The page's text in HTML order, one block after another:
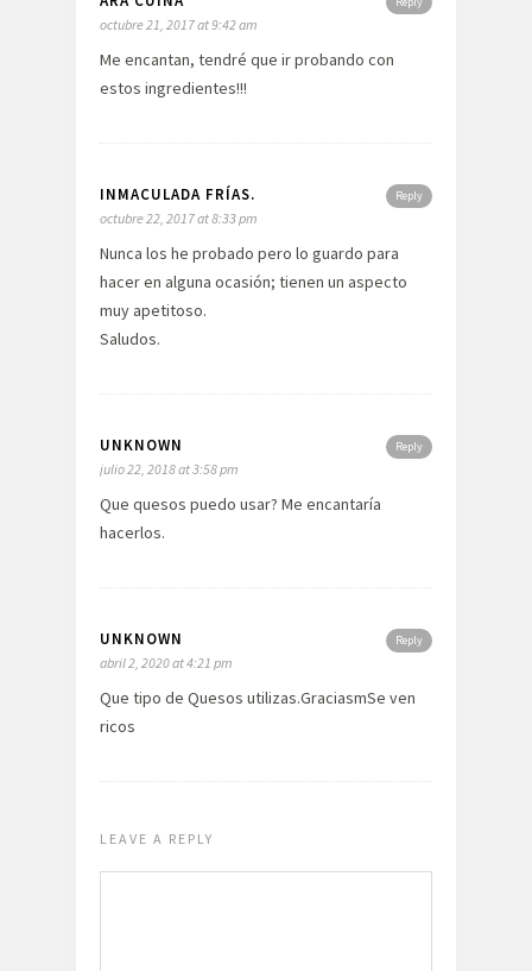
octubre 21, 2017 at 9:42 am
Me encantan, tendré que ir probando con
estos ingredientes!!!
Reply
INMACULADA FRÍAS.
octubre 22, 2017 at 8:33 pm
Nunca los he probado pero lo guardo para
hacer en alguna ocasión; tienen un aspecto
muy apetitoso.
Saludos.
Reply
UNKNOWN
julio 22, 2018 at 3:58 pm
Que quesos puedo usar? Me encantaría
hacerlos.
Reply
UNKNOWN
abril 2, 2020 at 4:21 pm
Que tipo de Quesos utilizas.GraciasmSe ven
ricos
LEAVE A REPLY